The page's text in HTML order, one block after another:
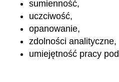
sumienność,
uczciwość,
opanowanie,
zdolności analityczne,
umiejętność pracy